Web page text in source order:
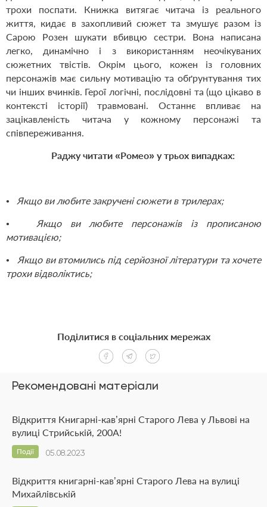
трохи поспати. Книжка витягає читача із реального
життя, кидає в захопливий сюжет та змушує разом із
Сарою Розен шукати вбивцю сестри. Вона написана
легко, динамічно і з використанням неочікуваних
сюжетних твістів. Окрім цього, кожен із головних
персонажів має сильну мотивацію та обґрунтування тих
чи інших вчинків. Герої логічні, послідовні та (що цікаво в
контексті історії) травмовані. Останнє впливає на
зацікавленість читача у кожному персонажі та
співпереживання.
Раджу читати «Ромео» у трьох випадках:
• Якщо ви любите закручені сюжети в трилерах;
• Якщо ви любите персонажів із прописаною
мотивацією;
• Якщо ви втомились під серйозної літератури та хочете
трохи відволіктись;
Рекомендовані матеріали
Відкриття Книгарні-кав’ярні Старого Лева у Львові на
вулиці Стрийській, 200А!
05.08.2023
Події
Відкриття книгарні-кав’ярні Старого Лева на вулиці
Михайлівській
Поділитися в соціальних мережах